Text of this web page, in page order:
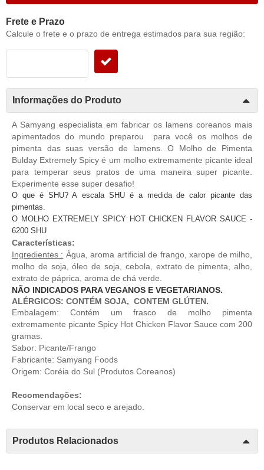
Frete e Prazo
Calcule o frete e o prazo de entrega estimados para sua região:
Informações do Produto
A Samyang especialista em fabricar os lamens coreanos mais
apimentados do mundo preparou para você os molhos de
pimenta das suas versão de lamens. O Molho de Pimenta
Bulday Extremely Spicy é um molho extremamente picante ideal
para temperar seus pratos de uma maneira super picante.
Experimente esse super desafio!
O que é SHU? A escala SHU é a medida de calor picante das
pimentas.
O MOLHO EXTREMELY SPICY HOT CHICKEN FLAVOR SAUCE -
6200 SHU
Características:
Ingredientes : Água, aroma artificial de frango, xarope de milho,
molho de soja, óleo de soja, cebola, extrato de pimenta, alho,
extrato de páprica, aroma de chá verde.
NÃO INDICADOS PARA VEGANOS E VEGETARIANOS.
ALÉRGICOS: CONTÉM SOJA, CONTEM GLÚTEN.
Embalagem: Contém um frasco de molho pimenta
extremamente picante Spicy Hot Chicken Flavor Sauce com 200
gramas.
Sabor: Picante/Frango
Fabricante: Samyang Foods
Origem: Coréia do Sul (Produtos Coreanos)
Recomendações:
Conservar em local seco e arejado.
Produtos Relacionados